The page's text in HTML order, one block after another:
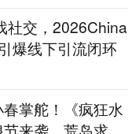
社交，2026China
爆线下引流闭环
掌舵！《疯狂水